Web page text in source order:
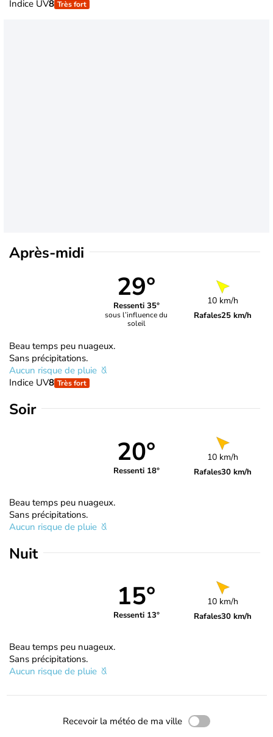
Indice UV8 Très fort
Après-midi
29°
Ressenti 35°
sous l’influence du
soleil
10 km/h
Rafales25 km/h
Beau temps peu nuageux.
Sans précipitations.
Aucun risque de pluie
Indice UV8 Très fort
Soir
20°
Ressenti 18°
10 km/h
Rafales30 km/h
Beau temps peu nuageux.
Sans précipitations.
Aucun risque de pluie
Nuit
15°
Ressenti 13°
10 km/h
Rafales30 km/h
Beau temps peu nuageux.
Sans précipitations.
Aucun risque de pluie
Recevoir la météo de ma ville